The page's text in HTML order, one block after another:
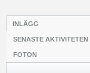
INLÄGG
SENASTE AKTIVITETEN
FOTON